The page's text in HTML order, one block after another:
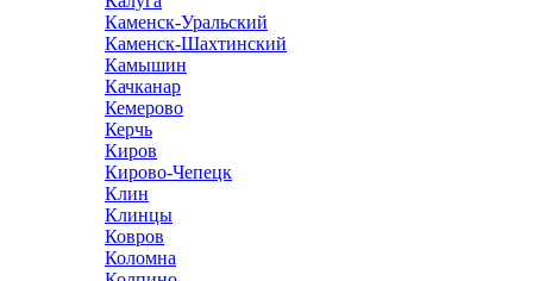
Каменск-Уральский
Каменск-Шахтинский
Камышин
Качканар
Кемерово
Керчь
Киров
Кирово-Чепецк
Клин
Клинцы
Ковров
Коломна